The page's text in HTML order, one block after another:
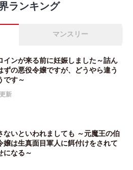
ランキング
マンスリー
インが来る前に妊娠しました～詰ん
ずの悪役令嬢ですが、どうやら違う
です～
新
ないといわれましても ～元魔王の伯
嬢は生真面目軍人に餌付けをされて
になる～